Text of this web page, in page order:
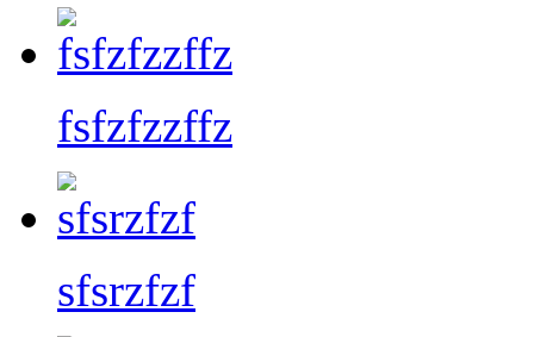
fsfzfzzffz
sfsrzfzf